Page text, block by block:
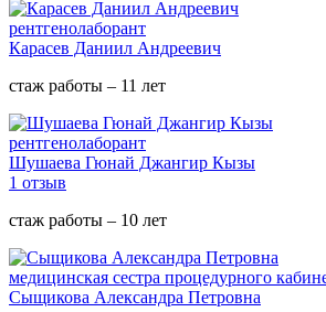
рентгенолаборант
Карасев Даниил Андреевич
стаж работы – 11 лет
рентгенолаборант
Шушаева Гюнай Джангир Кызы
1 отзыв
стаж работы – 10 лет
медицинская сестра процедурного
Сыщикова Александра Петровна